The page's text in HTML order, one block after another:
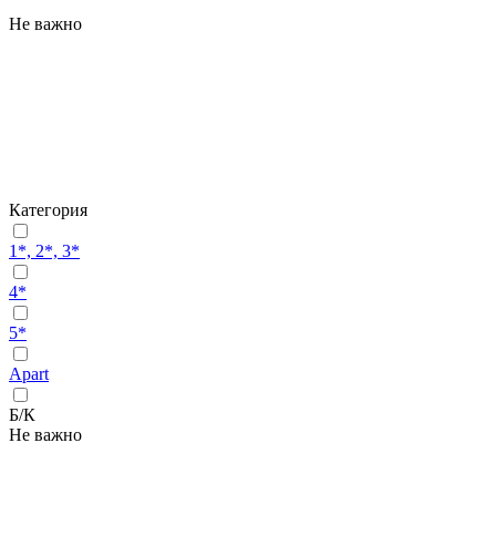
Не важно
Категория
1*, 2*, 3*
4*
5*
Apart
Б/К
Не важно